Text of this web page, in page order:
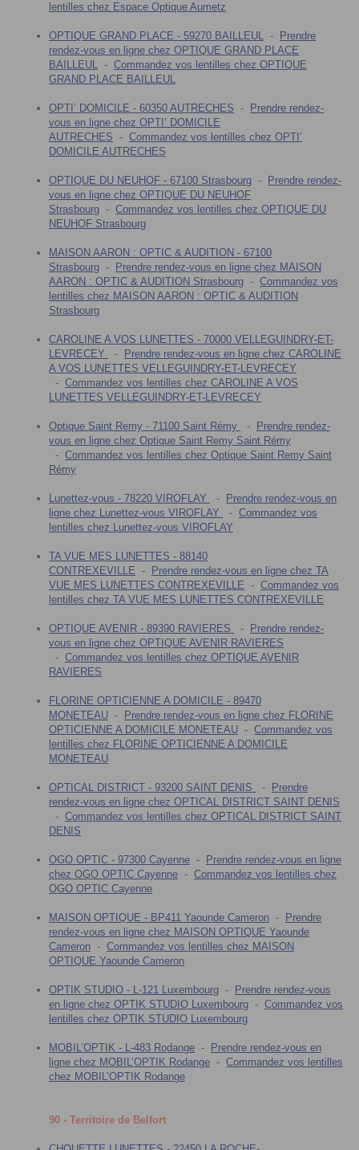
lentilles chez Espace Optique Aumetz
OPTIQUE GRAND PLACE - 59270 BAILLEUL -
Prendre
rendez-vous en ligne chez OPTIQUE GRAND PLACE
BAILLEUL - Commandez vos lentilles chez OPTIQUE
GRAND PLACE BAILLEUL
OPTI’ DOMICILE - 60350 AUTRECHES -
Prendre rendez-
vous en ligne chez OPTI’ DOMICILE
AUTRECHES - Commandez vos lentilles chez OPTI’
DOMICILE AUTRECHES
OPTIQUE DU NEUHOF - 67100 Strasbourg -
Prendre rendez-
vous en ligne chez OPTIQUE DU NEUHOF
Strasbourg - Commandez vos lentilles chez OPTIQUE DU
NEUHOF Strasbourg
MAISON AARON : OPTIC & AUDITION - 67100
Strasbourg -
Prendre rendez-vous en ligne chez MAISON
AARON : OPTIC & AUDITION Strasbourg - Commandez vos
lentilles chez MAISON AARON : OPTIC & AUDITION
Strasbourg
CAROLINE A VOS LUNETTES - 70000 VELLEGUINDRY-ET-
LEVRECEY
-
Prendre rendez-vous en ligne chez CAROLINE
A VOS LUNETTES VELLEGUINDRY-ET-LEVRECEY
- Commandez vos lentilles chez CAROLINE A VOS
LUNETTES VELLEGUINDRY-ET-LEVRECEY
Optique Saint Remy - 71100 Saint Rémy -
Prendre rendez-
vous en ligne chez Optique Saint Remy Saint Rémy
- Commandez vos lentilles chez Optique Saint Remy Saint
Rémy
Lunettez-vous - 78220 VIROFLAY -
Prendre rendez-vous en
ligne chez Lunettez-vous VIROFLAY
- Commandez vos
lentilles chez Lunettez-vous VIROFLAY
TA VUE MES LUNETTES - 88140
CONTREXEVILLE -
Prendre rendez-vous en ligne chez TA
VUE MES LUNETTES CONTREXEVILLE - Commandez vos
lentilles chez TA VUE MES LUNETTES CONTREXEVILLE
OPTIQUE AVENIR - 89390 RAVIERES -
Prendre rendez-
vous en ligne chez OPTIQUE AVENIR RAVIERES
- Commandez vos lentilles chez OPTIQUE AVENIR
RAVIERES
FLORINE OPTICIENNE A DOMICILE - 89470
MONETEAU -
Prendre rendez-vous en ligne chez FLORINE
OPTICIENNE A DOMICILE MONETEAU - Commandez vos
lentilles chez FLORINE OPTICIENNE A DOMICILE
MONETEAU
OPTICAL DISTRICT - 93200 SAINT DENIS -
Prendre
rendez-vous en ligne chez OPTICAL DISTRICT SAINT DENIS
- Commandez vos lentilles chez OPTICAL DISTRICT SAINT
DENIS
OGO OPTIC - 97300 Cayenne -
Prendre rendez-vous en ligne
chez OGO OPTIC Cayenne - Commandez vos lentilles chez
OGO OPTIC Cayenne
MAISON OPTIQUE - BP411 Yaounde Cameron -
Prendre
rendez-vous en ligne chez MAISON OPTIQUE Yaounde
Cameron - Commandez vos lentilles chez MAISON
OPTIQUE Yaounde Cameron
OPTIK STUDIO - L-121 Luxembourg -
Prendre rendez-vous
en ligne chez OPTIK STUDIO Luxembourg - Commandez vos
lentilles chez OPTIK STUDIO Luxembourg
MOBIL’OPTIK - L-483 Rodange -
Prendre rendez-vous en
ligne chez MOBIL’OPTIK Rodange - Commandez vos lentilles
chez MOBIL’OPTIK Rodange
90 - Territoire de Belfort